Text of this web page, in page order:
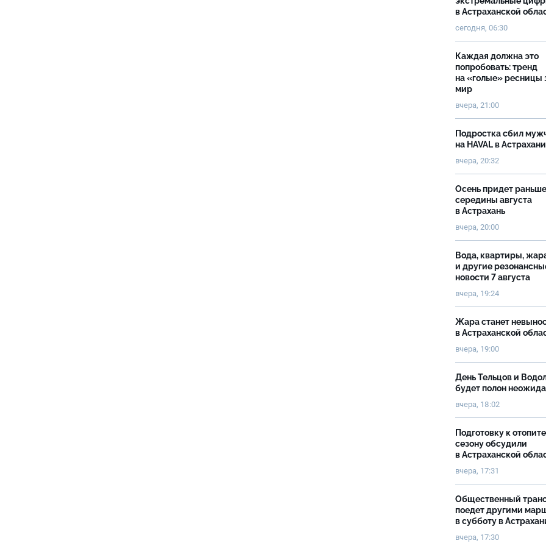
в Астраханской
сегодня, 06:30
Каждая должна это
попробовать: тренд
на «голые» ресницы
мир
вчера, 21:00
Подростка сбил
на HAVAL в Астрахани
вчера, 20:32
Осень придет раньше
середины августа
в Астрахань
вчера, 20:00
Вода, квартиры,
и другие
новости 7 августа
вчера, 19:24
Жара станет
в Астраханской
вчера, 19:00
День Тельцов и
будет полон
вчера, 18:02
Подготовку к
сезону обсудили
в Астраханской
вчера, 17:31
Общественный
поедет другими
в субботу в
вчера, 17:30